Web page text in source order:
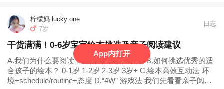
柠檬妈 lucky one
7岁
日志
干货满满！0-6岁宝宝绘本挑选及亲子阅读建议
A.我们为什么要阅读？-绘本背后的大智慧 B.如何挑选优秀的适
合孩子的绘本？ 0-1岁 1-2岁 2-3岁 3岁+ C.绘本高效互动法 环
境+schedule/routine+态度 D.“4W” 游戏法 我们先看看亲子阅读
App内打开